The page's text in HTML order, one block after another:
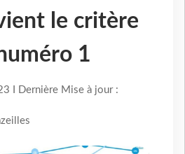
le critère
1
I Dernière Mise à jour :